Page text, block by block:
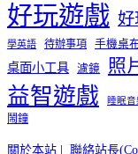
好玩遊戲 好
學英語 待辦事項 手機桌
桌面小工具 濾鏡 照
益智遊戲 睡眠音
鬧鐘
關於本站 聯絡站長